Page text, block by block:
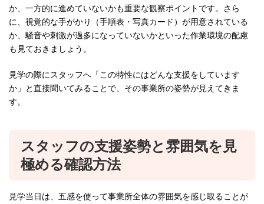
か、一方的に進めていないかも重要な観察ポイントです。さら
に、視覚的な手がかり（手順表・写真カード）が用意されている
か、騒音や刺激が過多になっていないかといった作業環境の配慮
も見ておきましょう。
見学の際にスタッフへ「この特性にはどんな支援をしています
か」と直接聞いてみることで、その事業所の姿勢が見えてきま
す。
スタッフの支援姿勢と雰囲気を見
極める確認方法
見学当日は、五感を使って事業所全体の雰囲気を感じ取ることが